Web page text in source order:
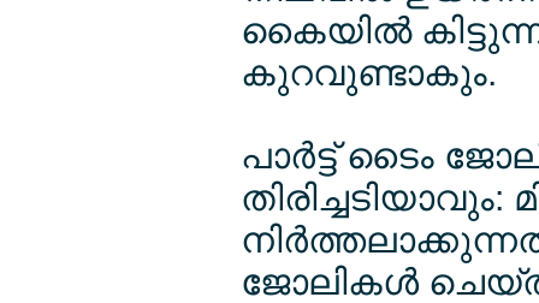
കൈയില്‍
കുറവുണ്ടാകും.
പാര്‍ട്ട് ടൈം
ജോലികള്‍